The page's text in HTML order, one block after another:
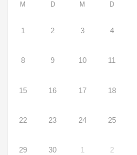
M D M D
1 2 3 4
8 9 10 11
15 16 17 18
22 23 24 25
29 30 1 2